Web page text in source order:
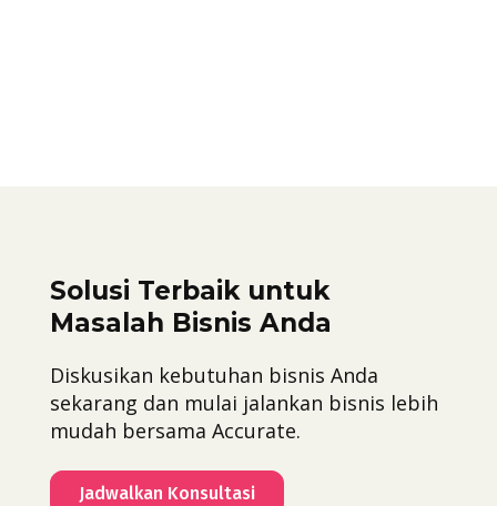
Solusi Terbaik untuk
Masalah Bisnis Anda
Diskusikan kebutuhan bisnis Anda
sekarang dan mulai jalankan bisnis lebih
mudah bersama Accurate.
Jadwalkan Konsultasi